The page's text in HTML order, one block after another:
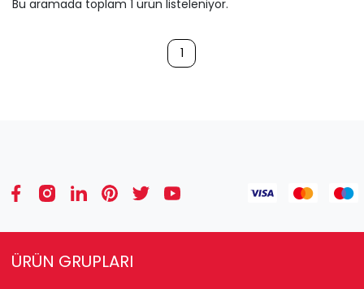
Bu aramada toplam 1 ürün listeleniyor.
1
ÜRÜN GRUPLARI